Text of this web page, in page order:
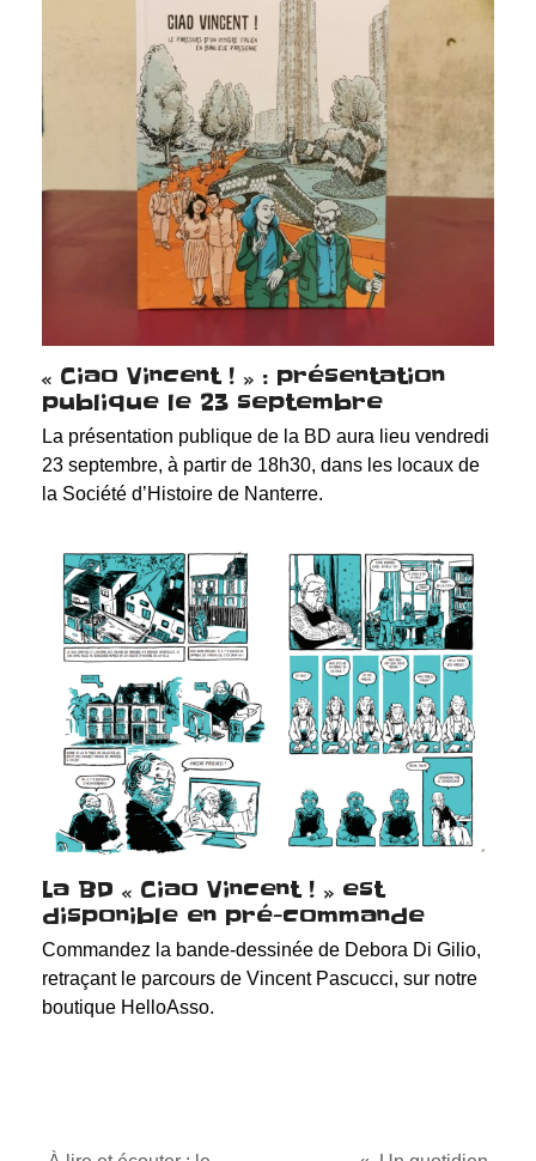
« Ciao Vincent ! » : présentation
publique le 23 septembre
La présentation publique de la BD aura lieu vendredi
23 septembre, à partir de 18h30, dans les locaux de
la Société d’Histoire de Nanterre.
La BD « Ciao Vincent ! » est
disponible en pré-commande
Commandez la bande-dessinée de Debora Di Gilio,
retraçant le parcours de Vincent Pascucci, sur notre
boutique HelloAsso.